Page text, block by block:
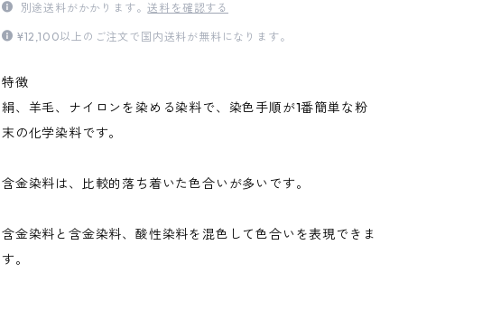
別途送料がかかります。送料を確認する
¥12,100以上のご注文で国内送料が無料になります。
特徴
絹、羊毛、ナイロンを染める染料で、染色手順が1番簡単な粉
末の化学染料です。
含金染料は、比較的落ち着いた色合いが多いです。
含金染料と含金染料、酸性染料を混色して色合いを表現できま
す。